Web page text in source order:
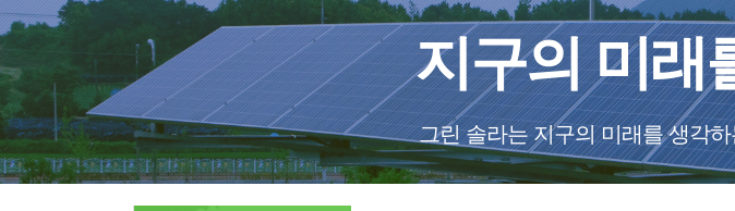
지구의 미래
그린 솔라는 지구의 미래를 생각